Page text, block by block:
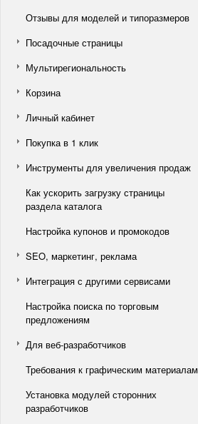
Отзывы для моделей и типоразмеров
Посадочные страницы
Мультирегиональность
Корзина
Личный кабинет
Покупка в 1 клик
Инструменты для увеличения продаж
Как ускорить загрузку страницы
раздела каталога
Настройка купонов и промокодов
SEO, маркетинг, реклама
Интеграция с другими сервисами
Настройка поиска по торговым
предложениям
Для веб-разработчиков
Требования к графическим материалам
Установка модулей сторонних
разработчиков